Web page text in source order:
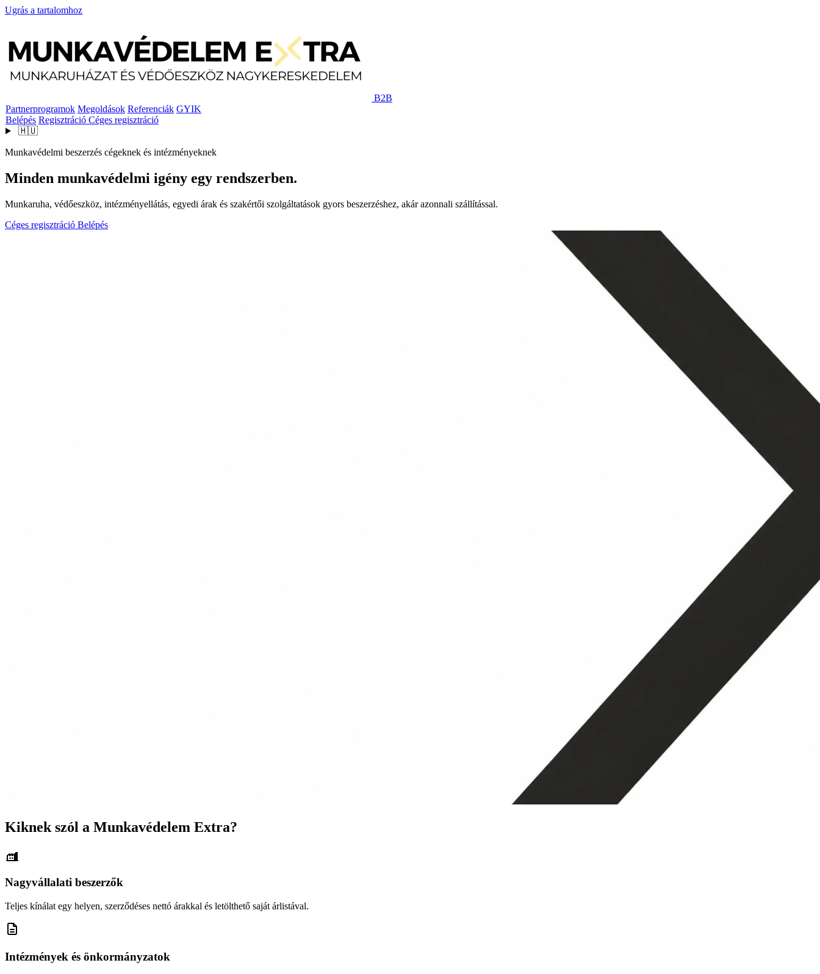
Ugrás a tartalomhoz
B2B
Partnerprogramok Megoldások Referenciák GYIK
Belépés Regisztráció Céges regisztráció
🇭🇺
Munkavédelmi beszerzés cégeknek és intézményeknek
Minden munkavédelmi igény egy rendszerben.
Munkaruha, védőeszköz, intézményellátás, egyedi árak és szakértői szolgáltatások gyors beszerzéshez, akár azonnali szállítással.
Céges regisztráció Belépés
Kiknek szól a Munkavédelem Extra?
Nagyvállalati beszerzők
Teljes kínálat egy helyen, szerződéses nettó árakkal és letölthető saját árlistával.
Intézmények és önkormányzatok